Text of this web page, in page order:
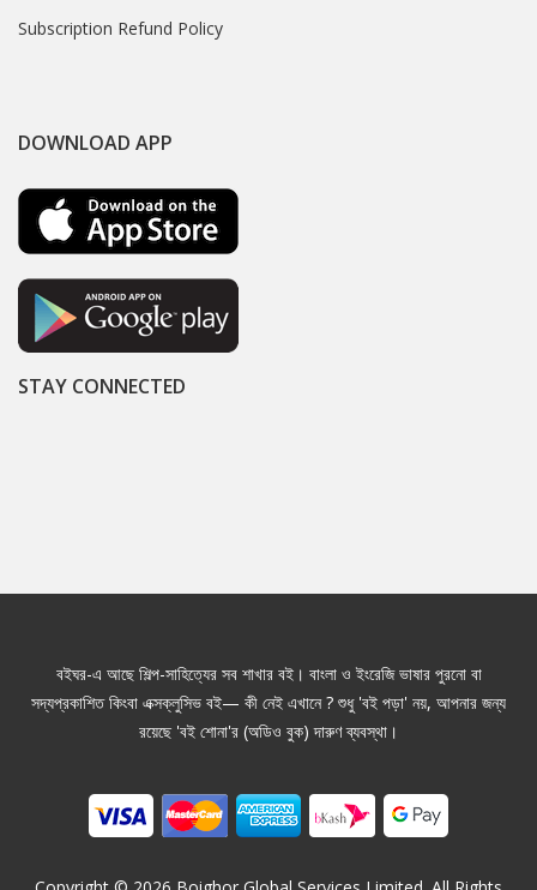
Subscription Refund Policy
DOWNLOAD APP
STAY CONNECTED
বইঘর-এ আছে শিল্প-সাহিত্যের সব শাখার বই। বাংলা ও ইংরেজি ভাষার পুরনো বা
সদ্যপ্রকাশিত কিংবা এক্সক্লুসিভ বই— কী নেই এখানে ? শুধু 'বই পড়া' নয়, আপনার জন্য
রয়েছে 'বই শোনা'র (অডিও বুক) দারুণ ব্যবস্থা।